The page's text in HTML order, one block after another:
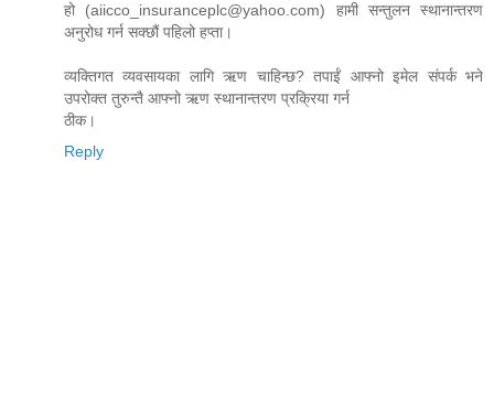
हो (aiicco_insuranceplc@yahoo.com) हामी सन्तुलन स्थानान्तरण
अनुरोध गर्न सक्छौं पहिलो हप्ता।
व्यक्तिगत व्यवसायका लागि ऋण चाहिन्छ? तपाईं आफ्नो इमेल संपर्क भने
उपरोक्त तुरुन्तै आफ्नो ऋण स्थानान्तरण प्रक्रिया गर्न
ठीक।
Reply